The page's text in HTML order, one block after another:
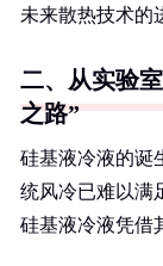
未来散热技术的
二、从实验
之路”
硅基液冷液的诞
统风冷已难以满
硅基液冷液凭借